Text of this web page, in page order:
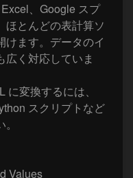
、Google スプ
ほとんどの表計算ソ
けます。データのイ
広く対応していま
変換するには、
スクリプトなど
Values